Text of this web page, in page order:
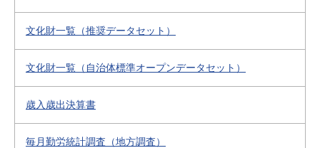
文化財一覧（推奨データセット）
文化財一覧（自治体標準オープンデータセット）
歳入歳出決算書
毎月勤労統計調査（地方調査）